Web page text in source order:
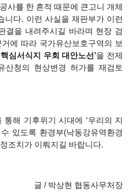
사를 한 흔적 때문에 큰고니 개체
니다. 이런 사실을 재판부가 이런
결을 내려주시길 바라며 현장 검
에 따라 국가유산보호구역의 보
핵심서식지 우회 대안노선 ’을 전제
산청의 현상변경 허가를 재검토
통해 기후위기 시대에 ‘우리의 지
있도록 환경부(낙동강유역환경
조치가 이뤄지길 바랍니다.
글 / 박상현 협동사무처장